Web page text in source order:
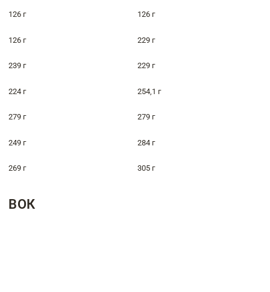
126 г 126 г
126 г 229 г
239 г 229 г
224 г 254,1 г
279 г 279 г
249 г 284 г
269 г 305 г
ВОК